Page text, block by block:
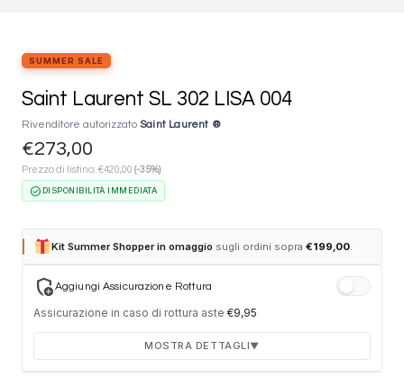
SUMMER SALE
Saint Laurent SL 302 LISA 004
Rivenditore autorizzato Saint Laurent ®
€273,00
Prezzo di listino: €420,00 (-35%)
check_circle DISPONIBILITÀ IMMEDIATA
Kit Summer Shopper in omaggio sugli ordini sopra€199,00
add_moderatorAggiungi Assicurazione Rottura
Assicurazione in caso di rottura aste €9,95
MOSTRA DETTAGLI▼